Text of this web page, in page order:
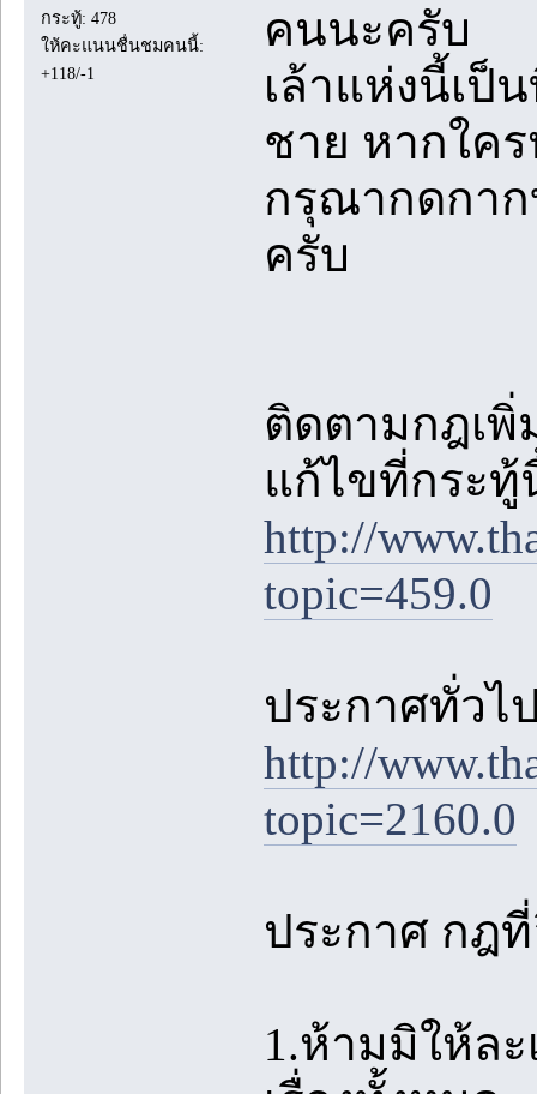
กระทู้: 478
ให้คะแนนชื่นชมคนนี้:
+118/-1
คนนะครับ
เล้าแห่งนี้เป็
ชาย หากใค
กรุณากดกา
ครับ
ติดตามกฎเพิ่
แก้ไขที่กระ
http://
topic=459.0
ประกาศทั่ว
http://
topic=2160.0
ประกาศ กฎ
1.ห้ามมิให้ล